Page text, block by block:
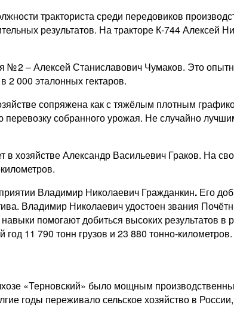
тракториста среди передовиков
результатов. На тракторе К‑744 Алексей
№ 2 – Алексей Станиславович Чумаков. Это
000 эталонных гектаров.
сопряжена как с тяжёлым плотным
перевозку собранного урожая. Не случайно
в хозяйстве Александр Васильевич Граков. На
Владимир Николаевич Гражданкин. Его
Владимир Николаевич удостоен звания
помогают добиться высоких результатов
11 790 тонн грузов и 23 880 тонно-километров.
«Терновский» было мощным
годы переживало сельское хозяйство в